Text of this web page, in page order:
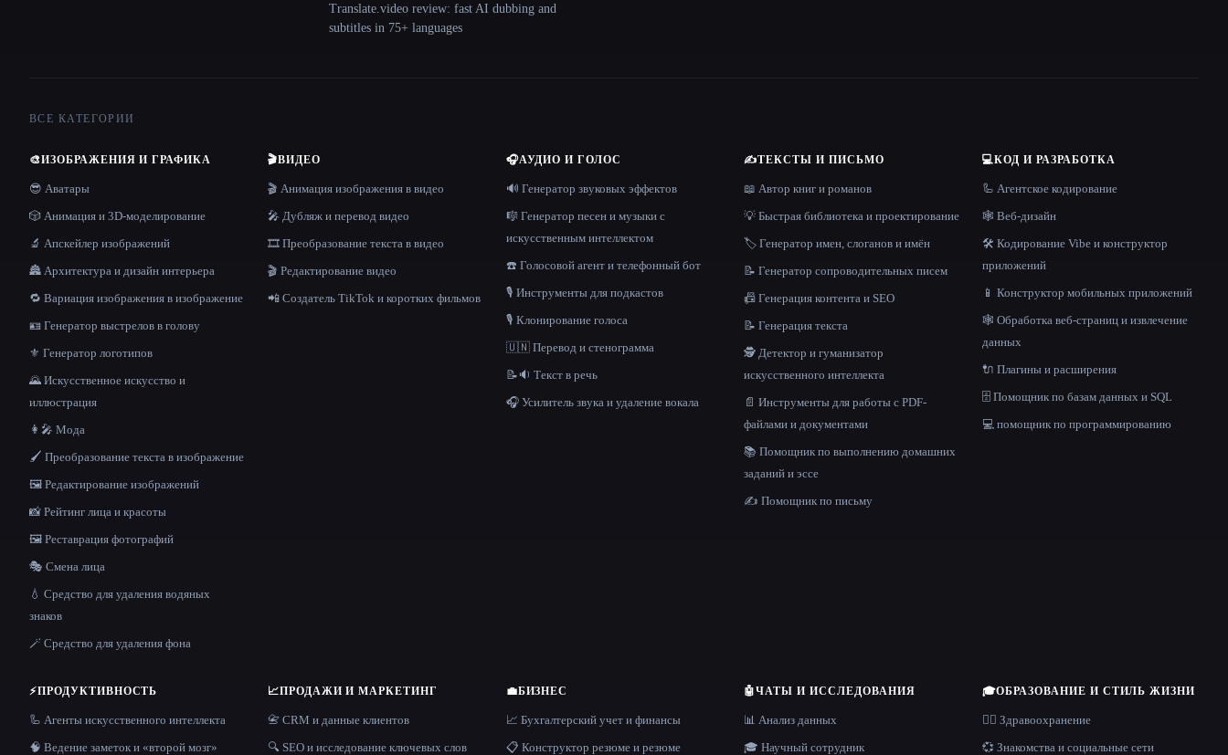
Translate.video review: fast AI dubbing and
subtitles in 75+ languages
ВСЕ КАТЕГОРИИ
🎨ИЗОБРАЖЕНИЯ И ГРАФИКА
😎 Аватары
🎲 Анимация и 3D-моделирование
🔬 Апскейлер изображений
🏯 Архитектура и дизайн интерьера
🔁 Вариация изображения в изображение
🪪 Генератор выстрелов в голову
⚜️ Генератор логотипов
🌄 Искусственное искусство и
иллюстрация
👩‍🎤 Мода
🖌️ Преобразование текста в изображение
🖼️ Редактирование изображений
📸 Рейтинг лица и красоты
🖼️ Реставрация фотографий
🎭 Смена лица
💧 Средство для удаления водяных
знаков
🪄 Средство для удаления фона
🎬ВИДЕО
🎬 Анимация изображения в видео
🎤 Дубляж и перевод видео
🎞️ Преобразование текста в видео
🎬 Редактирование видео
📲 Создатель TikTok и коротких фильмов
🎧АУДИО И ГОЛОС
🔊 Генератор звуковых эффектов
🎼 Генератор песен и музыки с
искусственным интеллектом
☎️ Голосовой агент и телефонный бот
🎙️ Инструменты для подкастов
🎙️ Клонирование голоса
🇺🇳 Перевод и стенограмма
📝🔉 Текст в речь
🎧 Усилитель звука и удаление вокала
✍️ТЕКСТЫ И ПИСЬМО
📖 Автор книг и романов
💡 Быстрая библиотека и проектирование
🏷️ Генератор имен, слоганов и имён
📝 Генератор сопроводительных писем
📠 Генерация контента и SEO
📝 Генерация текста
🕵️ Детектор и гуманизатор
искусственного интеллекта
📄 Инструменты для работы с PDF-
файлами и документами
📚 Помощник по выполнению домашних
заданий и эссе
✍️ Помощник по письму
💻КОД И РАЗРАБОТКА
🦾 Агентское кодирование
🕸 Веб-дизайн
🛠️ Кодирование Vibe и конструктор
приложений
📱 Конструктор мобильных приложений
🕸️ Обработка веб-страниц и извлечение
данных
🔌 Плагины и расширения
🗄️ Помощник по базам данных и SQL
💻 помощник по программированию
⚡ПРОДУКТИВНОСТЬ
🦾 Агенты искусственного интеллекта
🧠 Ведение заметок и «второй мозг»
📈ПРОДАЖИ И МАРКЕТИНГ
📇 CRM и данные клиентов
🔍 SEO и исследование ключевых слов
💼БИЗНЕС
📈 Бухгалтерский учет и финансы
📋 Конструктор резюме и резюме
🤖ЧАТЫ И ИССЛЕДОВАНИЯ
📊 Анализ данных
🎓 Научный сотрудник
🎓ОБРАЗОВАНИЕ И СТИЛЬ ЖИЗНИ
👩‍⚕️ Здравоохранение
💞 Знакомства и социальные сети